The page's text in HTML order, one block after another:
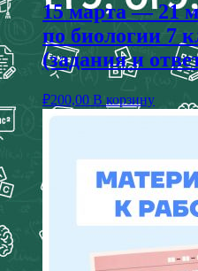
15 марта — 21
по биологии 7
(задания и
₽200,00 В корзину